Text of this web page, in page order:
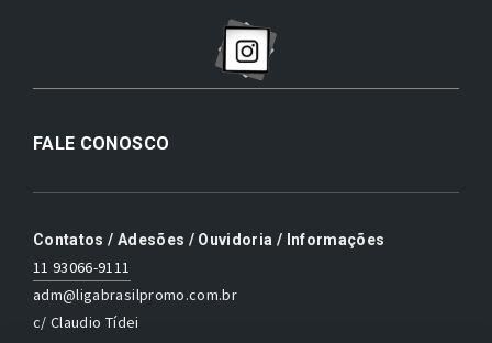
FALE CONOSCO
Contatos / Adesões / Ouvidoria / Informações
11 93066-9111
adm@ligabrasilpromo.com.br
c/ Claudio Tídei